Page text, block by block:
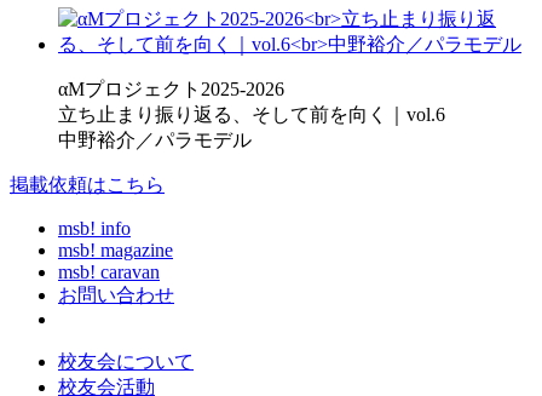
αMプロジェクト2025-2026
立ち止まり振り返る、そして前を向く｜vol.6
中野裕介／パラモデル
掲載依頼はこちら
msb! info
msb! magazine
msb! caravan
お問い合わせ
校友会について
校友会活動